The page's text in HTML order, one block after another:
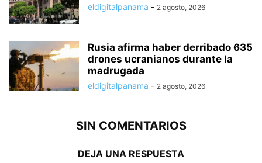
eldigitalpanama - 2 agosto, 2026
Rusia afirma haber derribado 635
drones ucranianos durante la
madrugada
eldigitalpanama - 2 agosto, 2026
SIN COMENTARIOS
DEJA UNA RESPUESTA